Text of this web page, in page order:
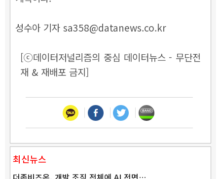
성수아 기자 sa358@datanews.co.kr
[ⓒ데이터저널리즘의 중심 데이터뉴스 - 무단전
재 & 재배포 금지]
최신뉴스